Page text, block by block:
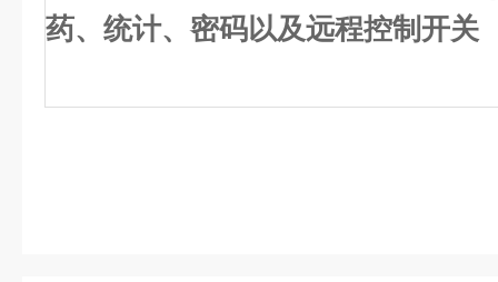
药、统计、密码以及远程控制开关